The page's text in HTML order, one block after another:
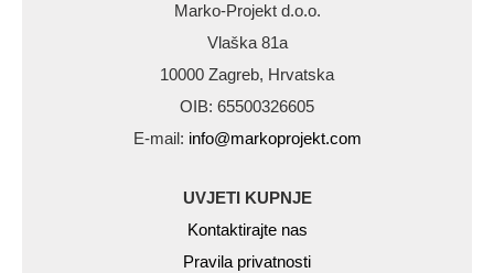
Marko-Projekt d.o.o.
Vlaška 81a
10000 Zagreb, Hrvatska
OIB: 65500326605
E-mail: info@markoprojekt.com
UVJETI KUPNJE
Kontaktirajte nas
Pravila privatnosti